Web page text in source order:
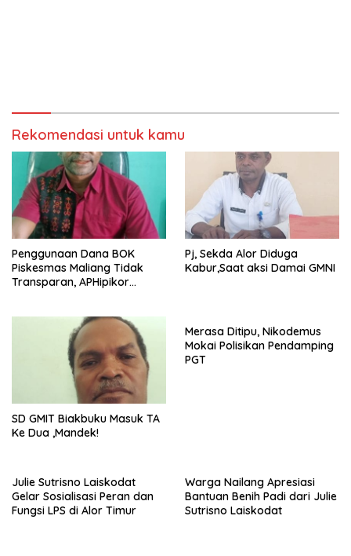
Rekomendasi untuk kamu
Penggunaan Dana BOK
Piskesmas Maliang Tidak
Transparan, APHipikor
Pj, Sekda Alor Diduga
Kabur,Saat aksi Damai GMNI
SD GMIT Biakbuku Masuk TA
Ke Dua ,Mandek!
Merasa Ditipu, Nikodemus
Mokai Polisikan Pendamping
PGT
Julie Sutrisno Laiskodat
Gelar Sosialisasi Peran dan
Fungsi LPS di Alor Timur
Warga Nailang Apresiasi
Bantuan Benih Padi dari Julie
Sutrisno Laiskodat